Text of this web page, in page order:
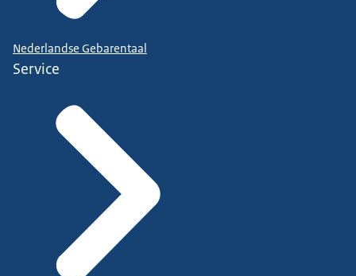
Nederlandse Gebarentaal
Service